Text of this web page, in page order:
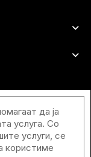
права задржани.
да ја
услуга. Со
услуги, се
користиме